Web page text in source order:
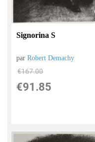
Signorina S
parRobert Demachy
€167.00
€91.85